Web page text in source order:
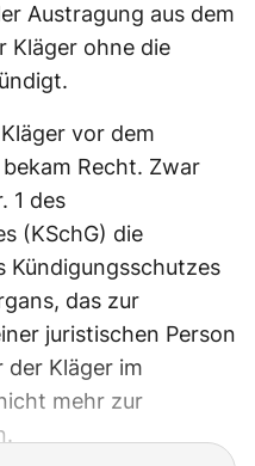
Austragung aus dem
Kläger ohne die
vor dem
Recht. Zwar
1 des
(KSchG) die
Kündigungsschutzes
das zur
juristischen Person
der Kläger im
mehr zur